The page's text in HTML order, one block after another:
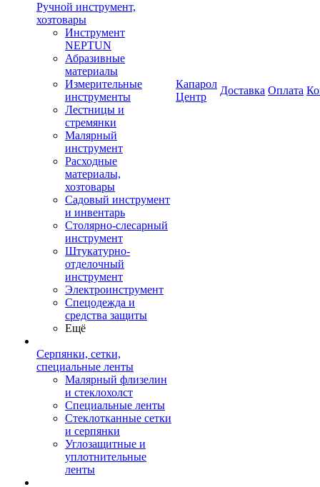
Ручной инструмент,
хозтовары
Инструмент
NEPTUN
Абразивные
материалы
Измерительные
инструменты
Лестницы и
стремянки
Малярный
инструмент
Расходные
материалы,
хозтовары
Садовый инструмент
и инвентарь
Столярно-слесарный
инструмент
Штукатурно-
отделочный
инструмент
Электроинструмент
Спецодежда и
средства защиты
Ещё
Серпянки, сетки,
специальные ленты
Малярный флизелин
и стеклохолст
Специальные ленты
Стеклотканные сетки
и серпянки
Углозащитные и
уплотнительные
ленты
Капарол
Центр
Доставка Оплата